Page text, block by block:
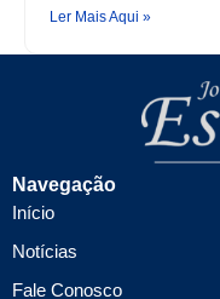
Ler Mais Aqui »
Navegação
Início
Notícias
Fale Conosco